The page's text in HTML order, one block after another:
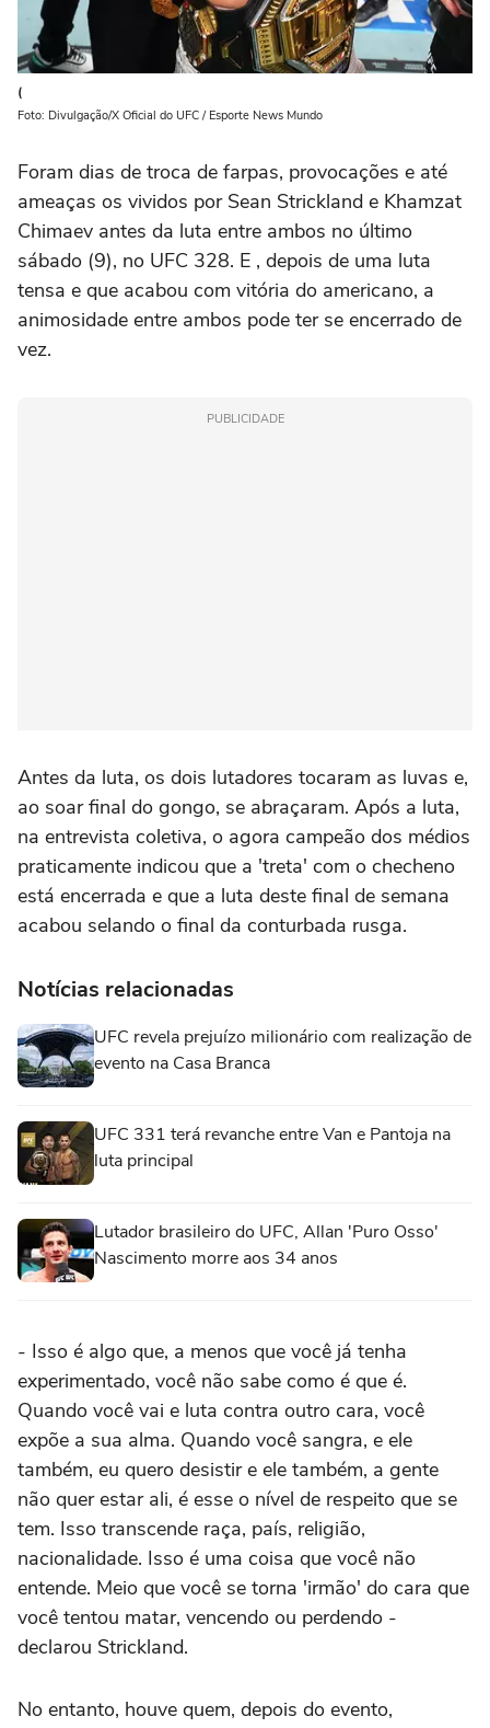
(
Foto: Divulgação/X Oficial do UFC / Esporte News Mundo
Foram dias de troca de farpas, provocações e até
ameaças os vividos por Sean Strickland e Khamzat
Chimaev antes da luta entre ambos no último
sábado (9), no UFC 328. E , depois de uma luta
tensa e que acabou com vitória do americano, a
animosidade entre ambos pode ter se encerrado de
vez.
PUBLICIDADE
Antes da luta, os dois lutadores tocaram as luvas e,
ao soar final do gongo, se abraçaram. Após a luta,
na entrevista coletiva, o agora campeão dos médios
praticamente indicou que a 'treta' com o checheno
está encerrada e que a luta deste final de semana
acabou selando o final da conturbada rusga.
Notícias relacionadas
UFC revela prejuízo milionário com realização de
evento na Casa Branca
UFC 331 terá revanche entre Van e Pantoja na
luta principal
Lutador brasileiro do UFC, Allan 'Puro Osso'
Nascimento morre aos 34 anos
- Isso é algo que, a menos que você já tenha
experimentado, você não sabe como é que é.
Quando você vai e luta contra outro cara, você
expõe a sua alma. Quando você sangra, e ele
também, eu quero desistir e ele também, a gente
não quer estar ali, é esse o nível de respeito que se
tem. Isso transcende raça, país, religião,
nacionalidade. Isso é uma coisa que você não
entende. Meio que você se torna 'irmão' do cara que
você tentou matar, vencendo ou perdendo -
declarou Strickland.
No entanto, houve quem, depois do evento,